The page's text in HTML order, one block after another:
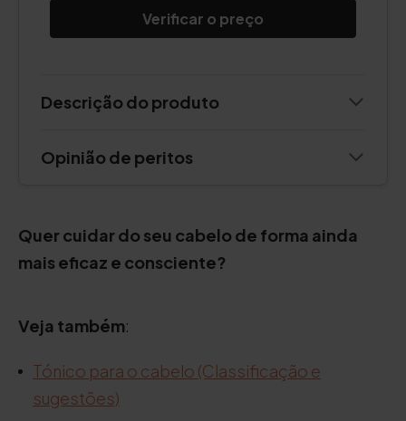
Verificar o preço
Descrição do produto
Opinião de peritos
Quer cuidar do seu cabelo de forma ainda
mais eficaz e consciente?
Veja também:
Tónico para o cabelo (Classificação e
sugestões)